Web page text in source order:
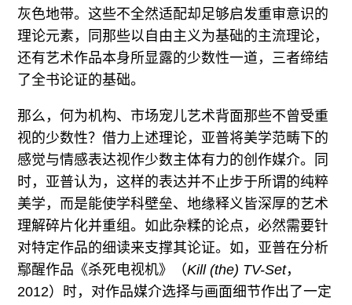
灰色地带。这些不全然适配却足够启发重审意识的
理论元素，同那些以自由主义为基础的主流理论，
还有艺术作品本身所显露的少数性一道，三者缔结
了全书论证的基础。
那么，何为机构、市场宠儿艺术背面那些不曾受重
视的少数性？借力上述理论，亚普将美学范畴下的
感觉与情感表达视作少数主体有力的创作媒介。同
时，亚普认为，这样的表达并不止步于所谓的纯粹
美学，而是能使学科壁垒、地缘释义皆深厚的艺术
理解碎片化并重组。如此杂糅的论点，必然需要针
对特定作品的细读来支撑其论证。如，亚普在分析
鄢醒作品《杀死电视机》（Kill (the) TV-Set，
2012）时，对作品媒介选择与画面细节作出了一定